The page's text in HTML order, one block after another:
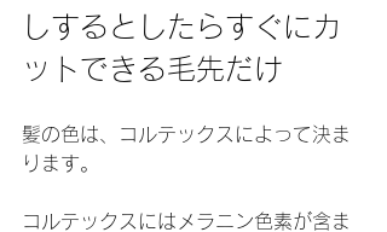
しするとしたらすぐにカ
ットできる毛先だけ
髪の色は、コルテックスによって決ま
ります。
コルテックスにはメラニン色素が含ま